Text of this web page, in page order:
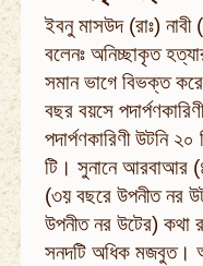
ইবনু মাসউদ (রাঃ) নাবী
বলেনঃ অনিচ্ছাকৃত
সমান ভাগে বিভক্ত
বছর বয়সে
পদার্পণকারিণী উটনি
টি। সুনানে আরবাআর
(৩য় বছরে উপনীত নর
উপনীত নর উটের) কথা
সনদটি অধিক মজবুত।